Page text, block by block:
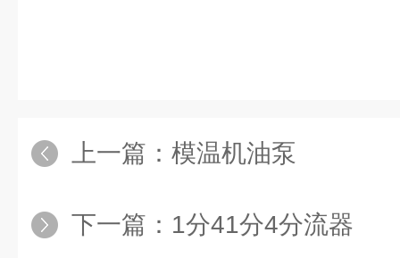
上一篇： 模温机油泵
下一篇： 1分41分4分流器